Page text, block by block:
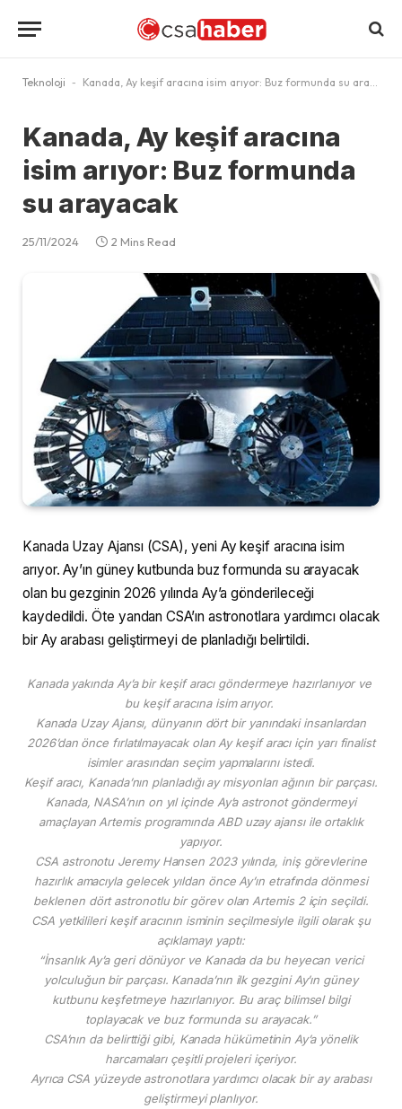
Teknoloji - Kanada, Ay keşif aracına isim arıyor: Buz formunda su arayacak
Kanada, Ay keşif aracına
isim arıyor: Buz formunda
su arayacak
25/11/2024 2 Mins Read
Kanada Uzay Ajansı (CSA), yeni Ay keşif aracına isim
arıyor. Ay’ın güney kutbunda buz formunda su arayacak
olan bu gezginin 2026 yılında Ay’a gönderileceği
kaydedildi. Öte yandan CSA’ın astronotlara yardımcı olacak
bir Ay arabası geliştirmeyi de planladığı belirtildi.
Kanada yakında Ay’a bir keşif aracı göndermeye hazırlanıyor ve
bu keşif aracına isim arıyor.
Kanada Uzay Ajansı, dünyanın dört bir yanındaki insanlardan
2026’dan önce fırlatılmayacak olan Ay keşif aracı için yarı finalist
isimler arasından seçim yapmalarını istedi.
Keşif aracı, Kanada’nın planladığı ay misyonları ağının bir parçası.
Kanada, NASA’nın on yıl içinde Ay’a astronot göndermeyi
amaçlayan Artemis programında ABD uzay ajansı ile ortaklık
yapıyor.
CSA astronotu Jeremy Hansen 2023 yılında, iniş görevlerine
hazırlık amacıyla gelecek yıldan önce Ay’ın etrafında dönmesi
beklenen dört astronotlu bir görev olan Artemis 2 için seçildi.
CSA yetkilileri keşif aracının isminin seçilmesiyle ilgili olarak şu
açıklamayı yaptı:
“İnsanlık Ay’a geri dönüyor ve Kanada da bu heyecan verici
yolculuğun bir parçası. Kanada’nın ilk gezgini Ay’ın güney
kutbunu keşfetmeye hazırlanıyor. Bu araç bilimsel bilgi
toplayacak ve buz formunda su arayacak.”
CSA’nın da belirttiği gibi, Kanada hükümetinin Ay’a yönelik
harcamaları çeşitli projeleri içeriyor.
Ayrıca CSA yüzeyde astronotlara yardımcı olacak bir ay arabası
geliştirmeyi planlıyor.